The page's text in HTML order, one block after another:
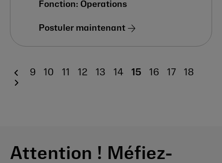
Operations
Postuler maintenant
9 10 11 12 13 14 15 16 17 18
Attention ! Méfiez-